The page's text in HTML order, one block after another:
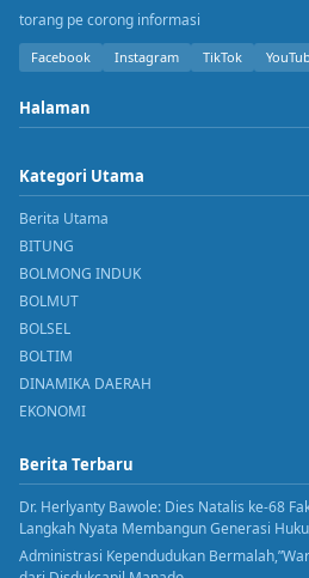
torang pe corong informasi
Facebook Instagram TikTok
Halaman
Kategori Utama
Berita Utama
BITUNG
BOLMONG INDUK
BOLMUT
BOLSEL
BOLTIM
DINAMIKA DAERAH
EKONOMI
Berita Terbaru
Dr. Herlyanty Bawole: Dies Natalis ke-68
Langkah Nyata Membangun Generasi
Administrasi Kependudukan